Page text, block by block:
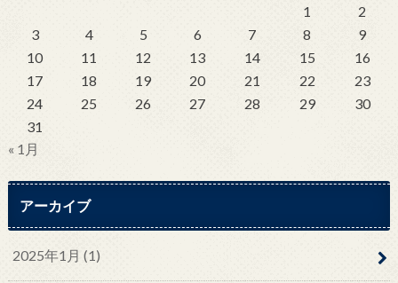
1
2
3
4 5 6 7 8
9
10
11 12 13 14 15
16
17
18 19 20 21 22
23
24
25 26 27 28 29
30
31
« 1月
アーカイブ
2025年1月 (1)